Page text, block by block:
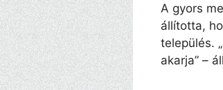
A gyors
állította,
település.
akarja” –